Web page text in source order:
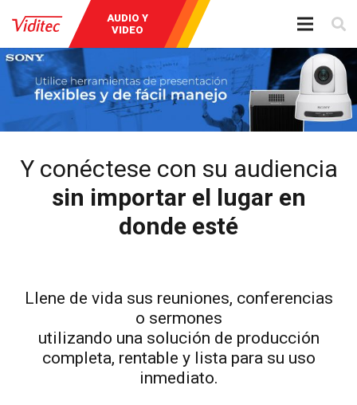
AUDIO Y
VIDEO
BROADCAST
INSTRUMENTOS
DE MEDICIÓN
Y conéctese con su audiencia
sin importar el lugar en
donde esté
Llene de vida sus reuniones, conferencias
o sermones
utilizando una solución de producción
completa, rentable y lista para su uso
inmediato.